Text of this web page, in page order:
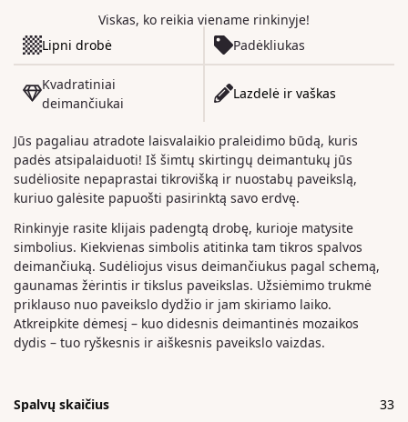
Viskas, ko reikia viename rinkinyje!
Lipni drobė
Padėkliukas
Kvadratiniai
deimančiukai
Lazdelė ir vaškas
Jūs pagaliau atradote laisvalaikio praleidimo būdą, kuris
padės atsipalaiduoti! Iš šimtų skirtingų deimantukų jūs
sudėliosite nepaprastai tikrovišką ir nuostabų paveikslą,
kuriuo galėsite papuošti pasirinktą savo erdvę.
Rinkinyje rasite klijais padengtą drobę, kurioje matysite
simbolius. Kiekvienas simbolis atitinka tam tikros spalvos
deimančiuką. Sudėliojus visus deimančiukus pagal schemą,
gaunamas žėrintis ir tikslus paveikslas. Užsiėmimo trukmė
priklauso nuo paveikslo dydžio ir jam skiriamo laiko.
Atkreipkite dėmesį – kuo didesnis deimantinės mozaikos
dydis – tuo ryškesnis ir aiškesnis paveikslo vaizdas.
Spalvų skaičius 33